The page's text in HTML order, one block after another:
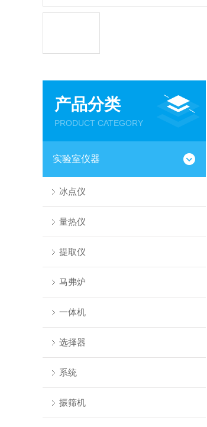
产品分类
PRODUCT CATEGORY
实验室仪器
冰点仪
量热仪
提取仪
马弗炉
一体机
选择器
系统
振筛机